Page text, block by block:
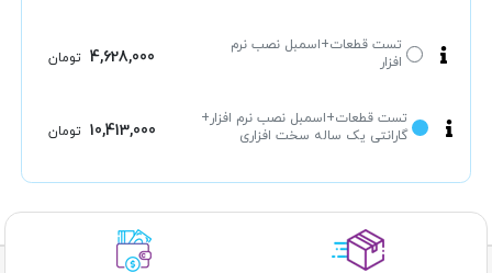
4,628,000 تومان
تست قطعات+اسمبل نصب نرم
افزار
10,413,000 تومان
تست قطعات+اسمبل نصب نرم افزار+
گارانتی یک ساله سخت افزاری